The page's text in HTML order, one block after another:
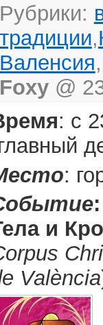
Рубрики:
традиции,
Валенсия
Foxy@
: с
:
и
València